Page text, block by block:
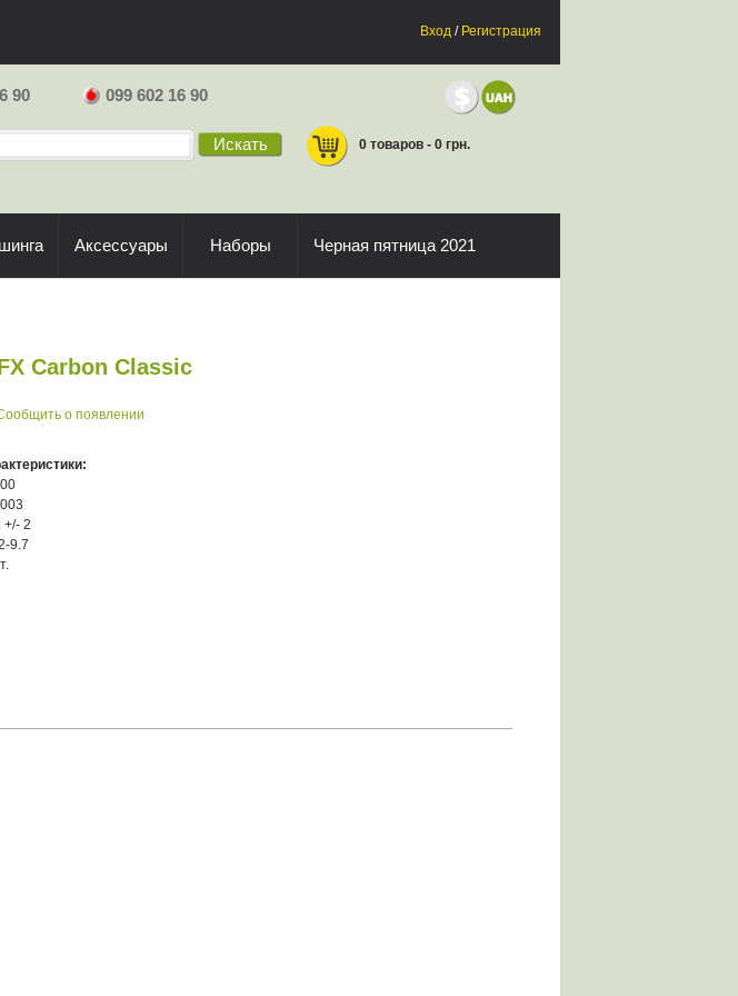
Вход / Регистрация
90 099 602 16 90
Искать 0 товаров - 0 грн.
Аксессуары Наборы Черная пятница 2021
Carbon Classic
о появлении
+/- 2
9.7